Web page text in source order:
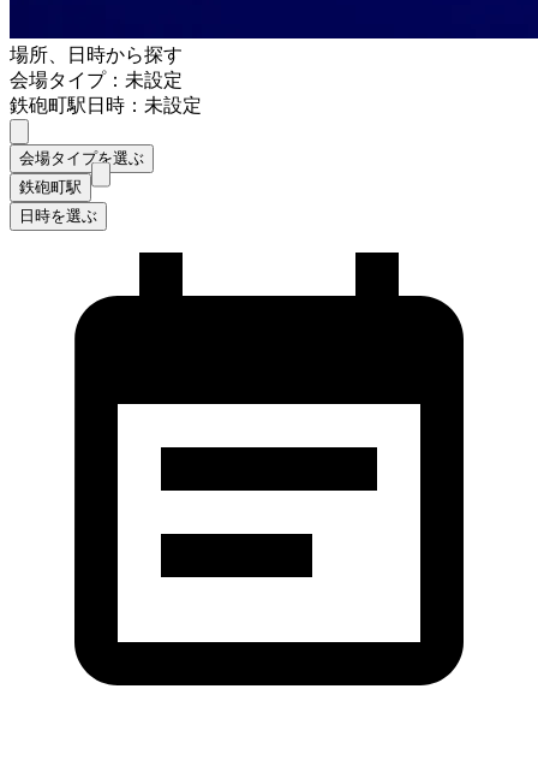
場所、日時から探す
会場タイプ：未設定
鉄砲町駅日時：未設定
会場タイプを選ぶ
鉄砲町駅
日時を選ぶ